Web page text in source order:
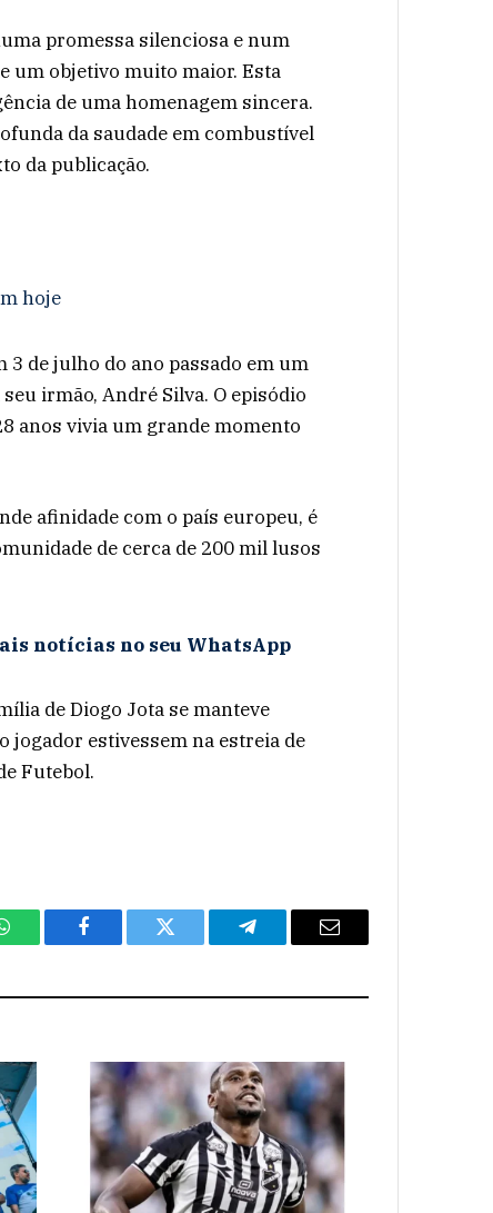
promessa silenciosa e num
um objetivo muito maior. Esta
de uma homenagem sincera.
da saudade em combustível
da publicação.
hoje
3 de julho do ano passado em um
irmão, André Silva. O episódio
anos vivia um grande momento
afinidade com o país europeu, é
de cerca de 200 mil lusos
notícias no seu WhatsApp
de Diogo Jota se manteve
jogador estivessem na estreia de
Futebol.
WhatsAppFacebook Twitter Telegram Email